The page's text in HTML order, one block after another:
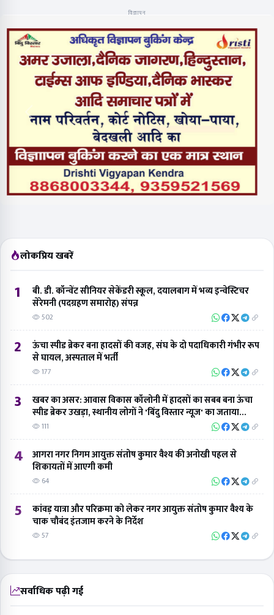
विज्ञापन
लोकप्रिय खबरें
1
बी. डी. कॉन्वेंट सीनियर सेकेंडरी स्कूल, दयालबाग में भव्य इन्वेस्टिचर
सेरेमनी (पदग्रहण समारोह) संपन्न
502
2
ऊंचा स्पीड ब्रेकर बना हादसों की वजह, संघ के दो पदाधिकारी गंभीर रूप
से घायल, अस्पताल में भर्ती
177
3
खबर का असर: आवास विकास कॉलोनी में हादसों का सबब बना ऊंचा
स्पीड ब्रेकर उखड़ा, स्थानीय लोगों ने 'बिंदु विस्तार न्यूज' का जताया
आभार
111
4
आगरा नगर निगम आयुक्त संतोष कुमार वैश्य की अनोखी पहल से
शिकायतों में आएगी कमी
64
5
कांवड़ यात्रा और परिक्रमा को लेकर नगर आयुक्त संतोष कुमार वैश्य के
चाक चौबंद इंतजाम करने के निर्देश
57
सर्वाधिक पढ़ी गई